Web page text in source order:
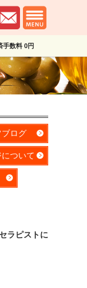
手数料 0円
ブログ
ついて
ラピストに